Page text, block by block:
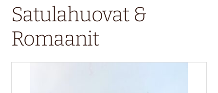
valikko
Satulahuovat &
Romaanit